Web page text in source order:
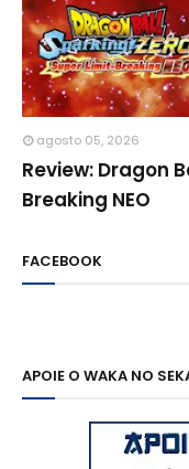
agosto 05, 2026
Review: Dragon
Breaking NEO
FACEBOOK
APOIE O WAKA NO